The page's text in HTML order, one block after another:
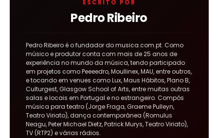
ESCRITO POR
Pedro Ribeiro
Pedro Ribeiro é o fundador do musica.com.pt. Como
músico e produtor conta com mais de 25 anos de
experiência no mundo da música, tendo participado
em projetos como Peeeedro, Moullinex, MAU, entre outros,
e tocando em venues como Lux, Maus Hábitos, Plano B,
Culturgest, Glasgow School of Arts, entre muitas outras
salas e locais em Portugal e no estrangeiro. Compôs
música para teatro (Jorge Fraga, Graeme Pulleyn,
Teatro Viriato), dança contemporânea (Romulus
Neagu, Peter Michael Dietz, Patrick Murys, Teatro Viriato),
TV (RTP2) e várias rádios.